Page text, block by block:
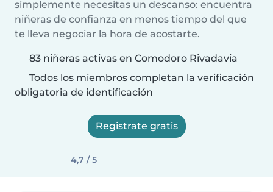
simplemente necesitas un descanso: encuentra
niñeras de confianza en menos tiempo del que
te lleva negociar la hora de acostarte.
83 niñeras activas en Comodoro Rivadavia
Todos los miembros completan la verificación
obligatoria de identificación
Registrate gratis
4,7 / 5